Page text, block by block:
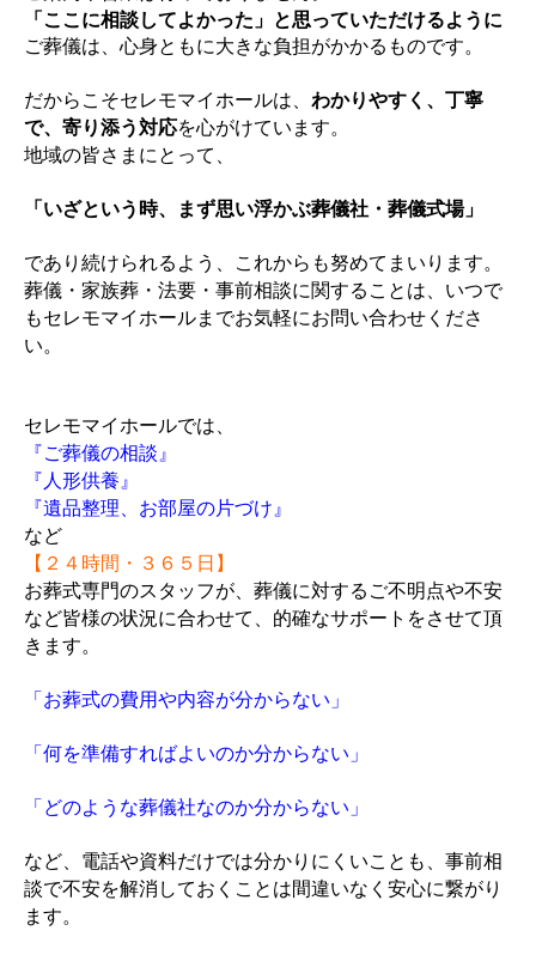
「ここに相談してよかった」と思っていただけるように
ご葬儀は、心身ともに大きな負担がかかるものです。
だからこそセレモマイホールは、 わかりやすく、丁寧
で、寄り添う対応を心がけています。
地域の皆さまにとって、
「いざという時、まず思い浮かぶ葬儀社・葬儀式場」
であり続けられるよう、これからも努めてまいります。
葬儀・家族葬・法要・事前相談に関することは、いつで
もセレモマイホールまでお気軽にお問い合わせくださ
い。
セレモマイホールでは、
『ご葬儀の相談』
『人形供養』
『遺品整理、お部屋の片づけ』
など
【 ２４時間・ ３６５日】
お葬式専門のスタッフが、葬儀に対するご不明点や不安
など皆様の状況に合わせて、的確なサポートをさせて頂
きます。
「お葬式の費用や内容が分からない」
「何を準備すればよいのか分からない」
「どのような葬儀社なのか分からない」
など、電話や資料だけでは分かりにくいことも、事前相
談で不安を解消しておくことは間違いなく安心に繋がり
ます。